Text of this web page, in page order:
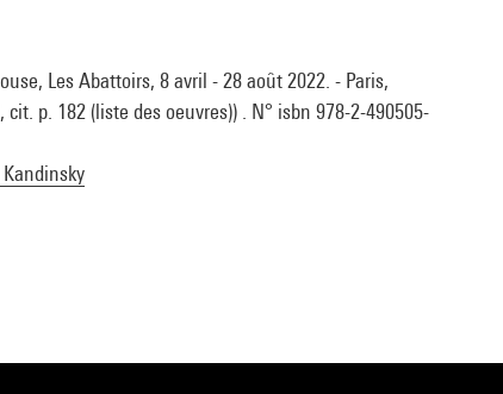
Les Abattoirs, 8 avril - 28 août 2022. - Paris,
p. 182 (liste des oeuvres)) . N° isbn 978-2-490505-